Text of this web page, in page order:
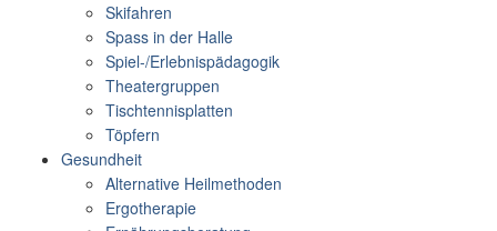
Skifahren
Spass in der Halle
Spiel-/Erlebnispädagogik
Theatergruppen
Tischtennisplatten
Töpfern
Gesundheit
Alternative Heilmethoden
Ergotherapie